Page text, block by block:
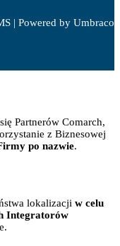
| Powered by Umbraco
Partnerów Comarch,
z Biznesowej
po nazwie.
lokalizacji w celu
Integratorów